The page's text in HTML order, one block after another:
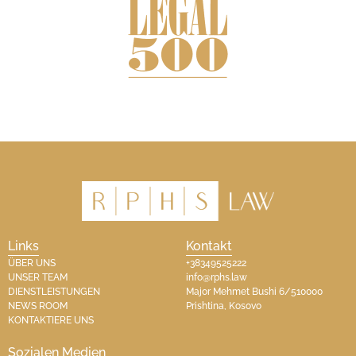
Links
ÜBER UNS
UNSER TEAM
DIENSTLEISTUNGEN
NEWS ROOM
KONTAKTIERE UNS
Kontakt
+38349525222
info@rphs.law
Major Mehmet Bushi 6/510000
Prishtina, Kosovo​
Sozialen Medien